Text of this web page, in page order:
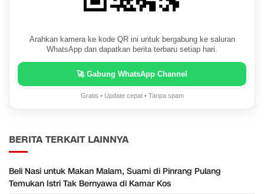
Arahkan kamera ke kode QR ini untuk bergabung ke saluran
WhatsApp dan dapatkan berita terbaru setiap hari.
🚀 Gabung WhatsApp Channel
Gratis • Update cepat • Tanpa spam
BERITA TERKAIT LAINNYA
Beli Nasi untuk Makan Malam, Suami di Pinrang Pulang
Temukan Istri Tak Bernyawa di Kamar Kos